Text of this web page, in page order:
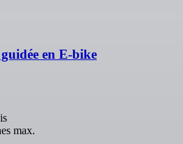
en E-bike
max.